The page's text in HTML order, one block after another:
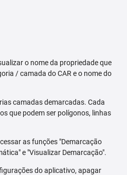
o nome da propriedade que
/ camada do CAR e o nome do
camadas demarcadas. Cada
que podem ser polígonos, linhas
as funções "Demarcação
e "Visualizar Demarcação".
do aplicativo, apagar